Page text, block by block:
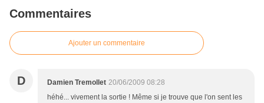
Commentaires
Ajouter un commentaire
D Damien Tremollet 20/06/2009 08:28
héhé... vivement la sortie ! Même si je trouve que l'on sent les